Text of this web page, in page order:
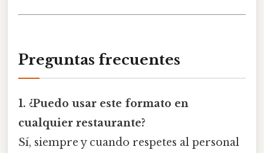
Preguntas frecuentes
1. ¿Puedo usar este formato en
cualquier restaurante?
Sí, siempre y cuando respetes al personal